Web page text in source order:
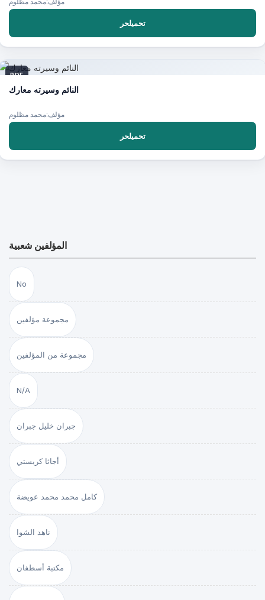
تحميلحر
PDF
النائم وسيرته معارك
مؤلف:محمد مظلوم
تحميلحر
المؤلفين شعبية
No
مجموعة مؤلفين
مجموعة من المؤلفين
N/A
جبران خليل جبران
أجاثا كريستي
كامل محمد محمد عويضة
ناهد الشوا
مكتبة أسطفان